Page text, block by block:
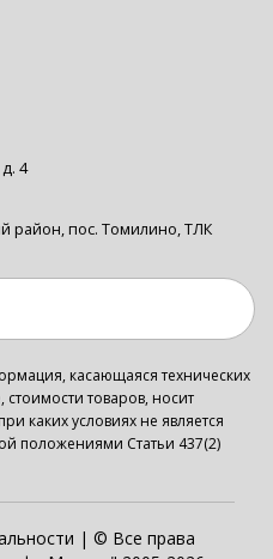
4
район, пос. Томилино, ТЛК
касающаяся технических
стоимости товаров, носит
каких условиях не является
положениями Статьи 437(2)
| © Все права